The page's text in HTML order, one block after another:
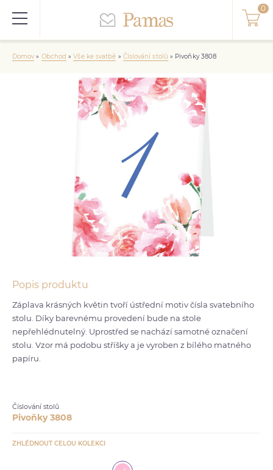
Domov» Obchod »Vše ke svatbě » Číslování stolů » Pivoňky 3808
Popis produktu
Záplava krásných květin tvoří ústřední motiv čísla svatebního
stolu. Díky barevnému provedení bude na stole
nepřehlédnutelný. Uprostřed se nachází samotné označení
stolu. Vzor má podobu stříšky a je vyroben z bílého matného
papíru.
Číslování stolů
Pivoňky 3808
ZHLÉDNOUT CELOU KOLEKCI